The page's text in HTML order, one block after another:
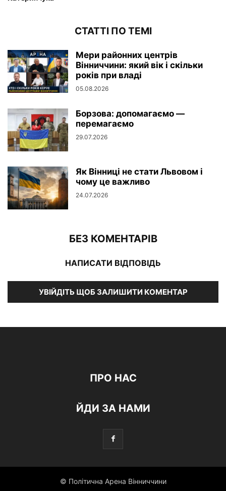
СТАТТІ ПО ТЕМІ
Мери районних центрів
Вінниччини: який вік і скільки
років при владі
05.08.2026
Борзова: допомагаємо —
перемагаємо
29.07.2026
Як Вінниці не стати Львовом і
чому це важливо
24.07.2026
БЕЗ КОМЕНТАРІВ
НАПИСАТИ ВІДПОВІДЬ
УВІЙДІТЬ ЩОБ ЗАЛИШИТИ КОМЕНТАР
ПРО НАС
ЙДИ ЗА НАМИ
© Політична Арена Вінниччини